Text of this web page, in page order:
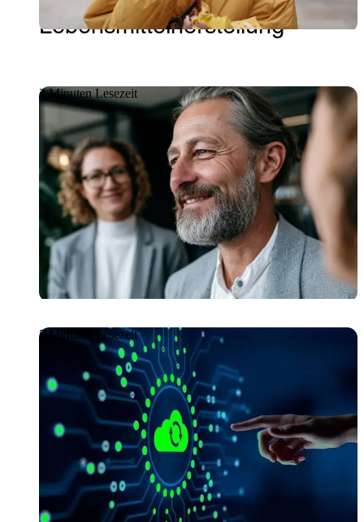
Lebensmittelherstellung
2 Minuten Lesezeit
Kundenstories
Wie Getronics zum führenden
IT-Anbieter einer der größten
Banken Brasiliens wurde
5 Minuten Lesezeit
Artikel 09.06.2026
Getronics Cloud (NCC):
Agilität und Ausfallsicherheit
vereint